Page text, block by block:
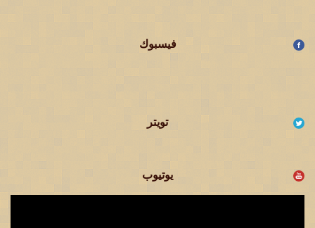
فيسبوك
تويتر
يوتيوب